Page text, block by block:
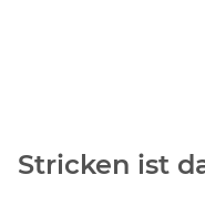
Stricken ist